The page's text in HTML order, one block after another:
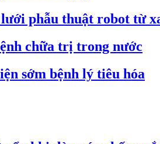
phẫu thuật robot từ
chữa trị trong nước
sớm bệnh lý tiêu hóa